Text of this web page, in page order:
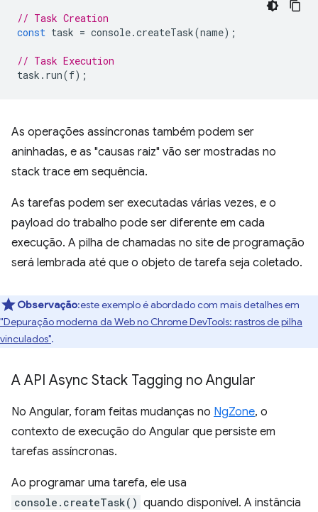
// Task Creation
const task = console.createTask(name);
// Task Execution
task . run(f);
As operações assíncronas também podem ser
aninhadas, e as "causas raiz" vão ser mostradas no
stack trace em sequência.
As tarefas podem ser executadas várias vezes, e o
payload do trabalho pode ser diferente em cada
execução. A pilha de chamadas no site de programação
será lembrada até que o objeto de tarefa seja coletado.
Observação:este exemplo é abordado com mais detalhes em
"Depuração moderna da Web no Chrome DevTools: rastros de pilha
vinculados".
A API Async Stack Tagging no Angular
No Angular, foram feitas mudanças no NgZone, o
contexto de execução do Angular que persiste em
tarefas assíncronas.
Ao programar uma tarefa, ele usa
console.createTask() quando disponível. A instância